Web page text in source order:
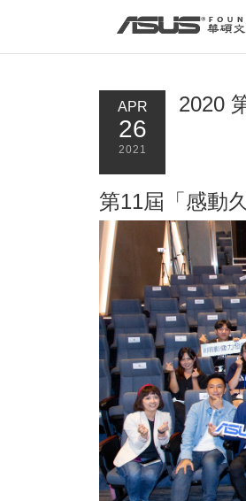
APR
26
2021
2020
第11屆「感動